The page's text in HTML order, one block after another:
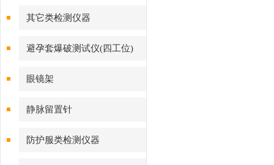
其它类检测仪器
避孕套爆破测试仪(四工位)
眼镜架
静脉留置针
防护服类检测仪器